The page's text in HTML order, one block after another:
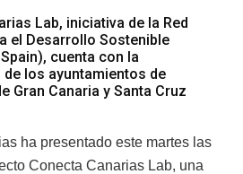
Lab, iniciativa de la Red
el Desarrollo Sostenible
Spain), cuenta con la
los ayuntamientos de
Gran Canaria y Santa Cruz
ha presentado este martes las
Conecta Canarias Lab, una